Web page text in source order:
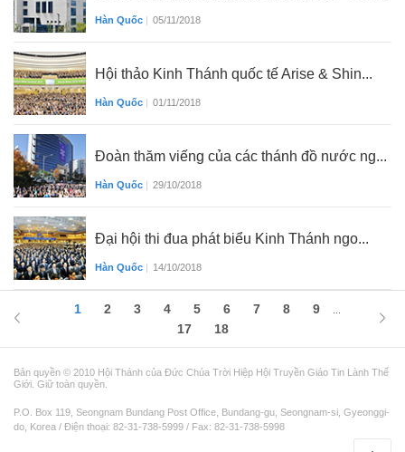
Hàn Quốc | 05/11/2018
Hội thảo Kinh Thánh quốc tế Arise & Shin...
Hàn Quốc | 01/11/2018
Đoàn thăm viếng của các thánh đồ nước ng...
Hàn Quốc | 29/10/2018
Đại hội thi đua phát biểu Kinh Thánh ngo...
Hàn Quốc | 14/10/2018
1 2 3 4 5 6 7 8 9
17 18
Bản quyền © 2010 Hội Thánh của Đức Chúa Trời Hiệp Hội Truyền Giáo Tin Lành Thế
Giới. Giữ toàn quyền.
P.O. Box 119, Seongnam Bundang Post Office, Bundang-gu, Seongnam-si, Gyeonggi-
do, Korea / Điện thoại: 82-31-738-5999 / Fax: 82-31-738-5998